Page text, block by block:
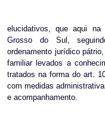
elucidativos, que aqui na
Grosso do Sul,
ordenamento jurídico
familiar levados a
tratados na forma do art.
com medidas
e acompanhamento.